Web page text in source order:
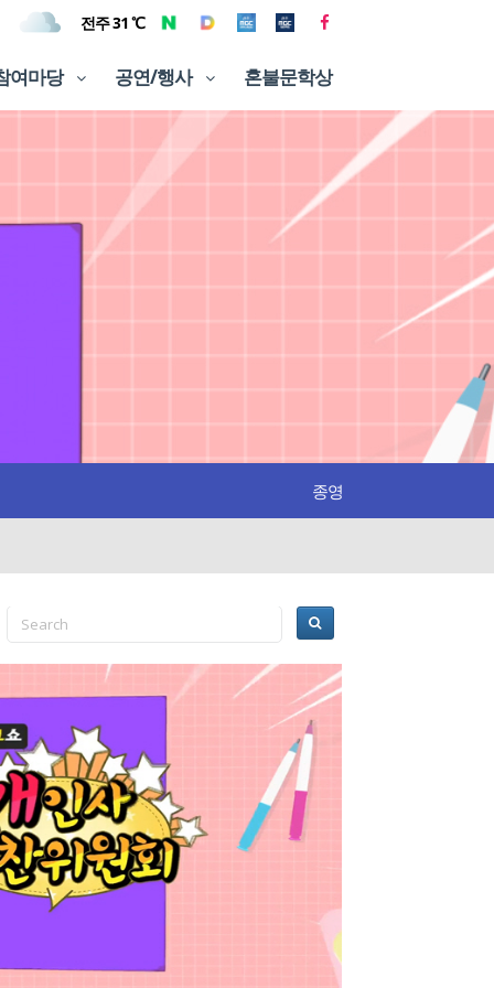
전주 31 ℃
여마당 공연/행사 혼불문학상
종영